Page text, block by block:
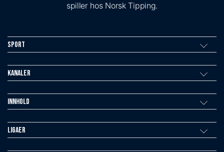
spiller hos Norsk Tipping.
Sport
Kanaler
Innhold
Ligaer